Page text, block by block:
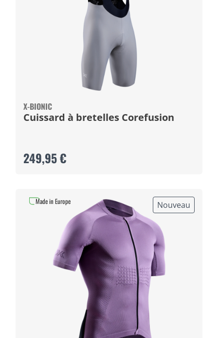
X-BIONIC
Cuissard à bretelles Corefusion
249,95 €
Nouveau
Made in Europe